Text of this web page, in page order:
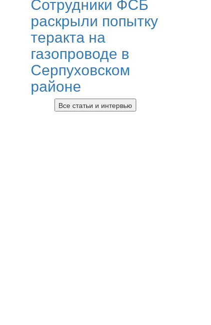
раскрыли попытку
теракта на
газопроводе в
Серпуховском
районе
Все статьи и интервью